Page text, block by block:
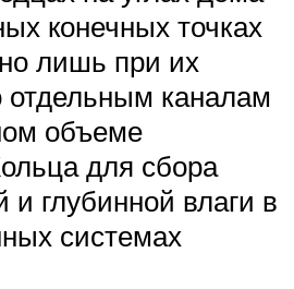
конечных точках
лишь при их
отдельным каналам
объеме
для сбора
и глубинной влаги в
системах